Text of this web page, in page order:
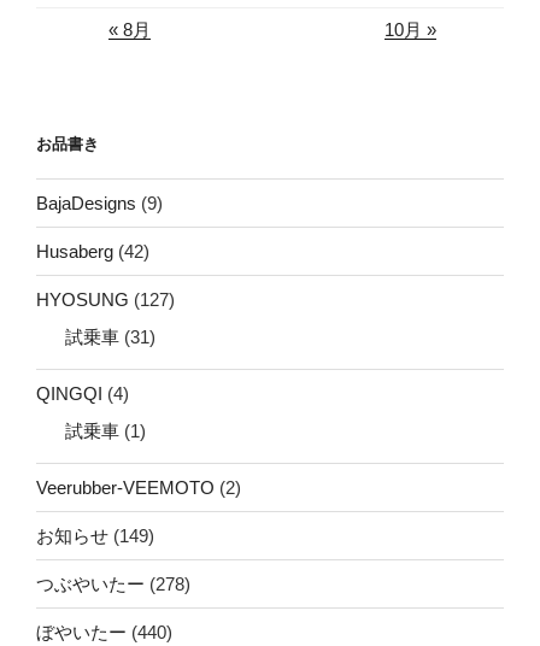
« 8月 10月 »
お品書き
BajaDesigns (9)
Husaberg (42)
HYOSUNG (127)
試乗車 (31)
QINGQI (4)
試乗車 (1)
Veerubber-VEEMOTO (2)
お知らせ (149)
つぶやいたー (278)
ぼやいたー (440)